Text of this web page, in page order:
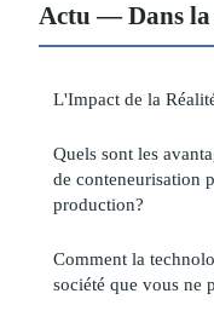
Actu — Dans
L'Impact de la
Quels sont les
de conteneurisation
production?
Comment la
société que vous ne